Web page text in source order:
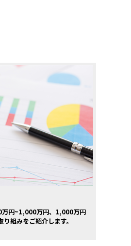
円~1,000万円、1,000万円
組みをご紹介します。